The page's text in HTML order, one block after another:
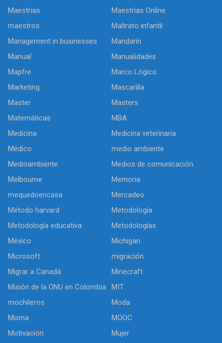
Maestrías
Maestrías Online
maestros
Maltrato infantil
Management in businesses
Mandarín
Manual
Manualidades
Mapfre
Marco Lógico
Marketing
Mascarilla
Master
Masters
Matemáticas
MBA
Medicina
Medicina veterinaria
Médico
medio ambiente
Medioambiente
Medios de comunicación
Melbourne
Memoria
mequedoencasa
Mercadeo
Método harvard
Metodología
Metodología educativa
Metodologías
México
Michigan
Microsoft
migración
Migrar a Canadá
Minecraft
Misión de la ONU en Colombia
MIT
mochileros
Moda
Moma
MOOC
Motivación
Mujer